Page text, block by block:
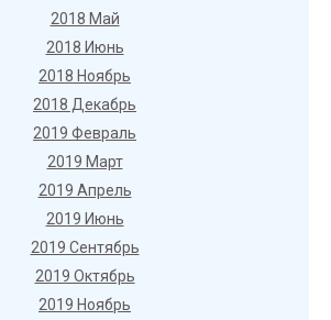
2018 Май
2018 Июнь
2018 Ноябрь
2018 Декабрь
2019 Февраль
2019 Март
2019 Апрель
2019 Июнь
2019 Сентябрь
2019 Октябрь
2019 Ноябрь